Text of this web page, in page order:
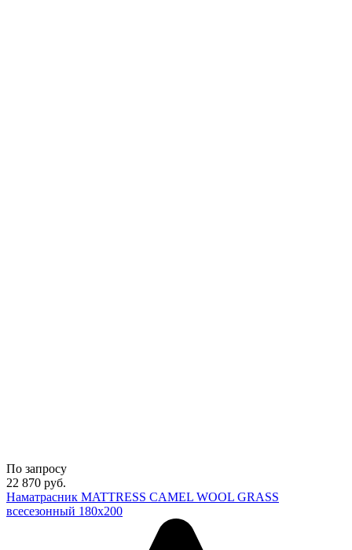
По запросу
22 870 руб.
Наматрасник MATTRESS CAMEL WOOL GRASS
всесезонный 180х200